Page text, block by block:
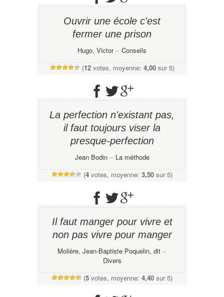
Ouvrir une école c'est
fermer une prison
Hugo, Victor− Conseils
(12votes, moyenne: 4,00sur 5)
La perfection n'existant pas,
il faut toujours viser la
presque-perfection
Jean Bodin− La méthode
(4 votes, moyenne: 3,50 sur 5)
Il faut manger pour vivre et
non pas vivre pour manger
Molière, Jean-Baptiste Poquelin, dit −
Divers
(5 votes, moyenne: 4,40 sur 5)